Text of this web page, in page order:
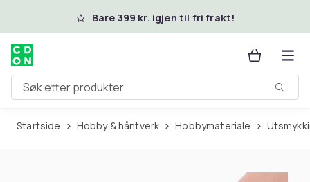
Hopp til hovedinnholdBare 399 kr. igjen til fri frakt!
Søk etter produkter
Startside Hobby & håntverk Hobbymateriale